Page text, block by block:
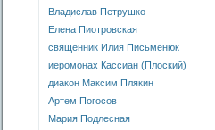
Владислав Петрушко
Елена Пиотровская
священник Илия Письменюк
иеромонах Кассиан (Плоский)
диакон Максим Плякин
Артем Погосов
Мария Подлесная